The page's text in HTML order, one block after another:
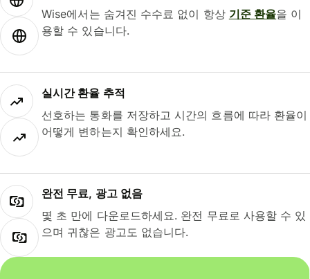
Wise에서는 숨겨진 수수료 없이 항상 기준 환율을 이
용할 수 있습니다.
실시간 환율 추적
선호하는 통화를 저장하고 시간의 흐름에 따라 환율이
어떻게 변하는지 확인하세요.
완전 무료, 광고 없음
몇 초 만에 다운로드하세요. 완전 무료로 사용할 수 있
으며 귀찮은 광고도 없습니다.